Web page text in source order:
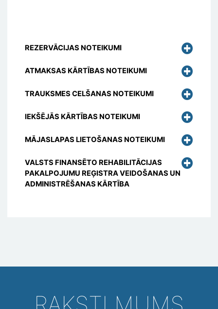
REZERVĀCIJAS NOTEIKUMI
ATMAKSAS KĀRTĪBAS NOTEIKUMI
TRAUKSMES CELŠANAS NOTEIKUMI
IEKŠĒJĀS KĀRTĪBAS NOTEIKUMI
MĀJASLAPAS LIETOŠANAS NOTEIKUMI
VALSTS FINANSĒTO REHABILITĀCIJAS
PAKALPOJUMU REĢISTRA VEIDOŠANAS UN
ADMINISTRĒŠANAS KĀRTĪBA